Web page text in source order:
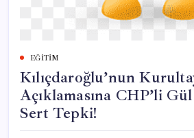
EĞITIM
Kılıçdaroğlu’nun
Açıklamasına CHP’li
Sert Tepki!